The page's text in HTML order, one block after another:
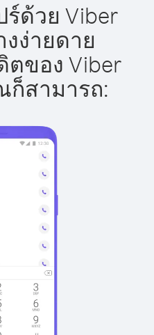
ด้วย Viber
ง่ายดาย
ของ Viber
ก็สามารถ: